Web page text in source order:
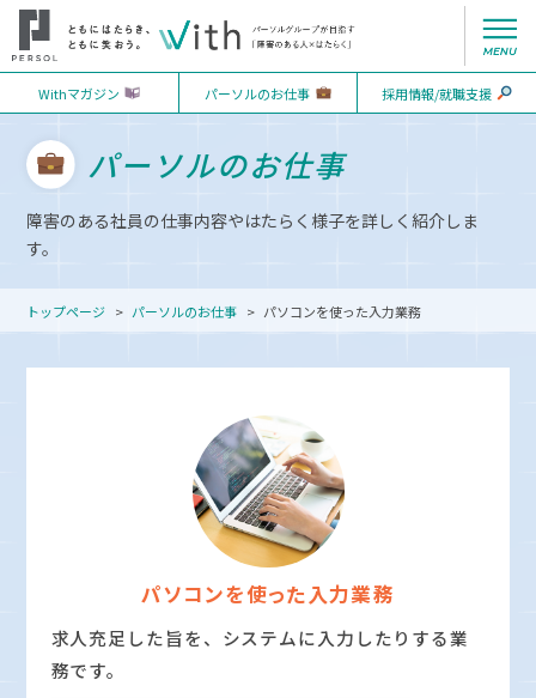
就労モデルインタビュー
「The Valuable 500」への取り組み
Initiatives for The Valuable 500 (EN)
続けるための体制づくり
はたらくための基礎づくり
ジョブコーチコラム
イベントレポート
Withマガジン パーソルのお仕事 採用情報/就職支援
パーソルのお仕事
障害のある社員の仕事内容やはたらく様子を詳しく紹介しま
す。
トップページ パーソルのお仕事 パソコンを使った入力業務
パソコンを使った入力業務
求人充足した旨を、システムに入力したりする業
務です。